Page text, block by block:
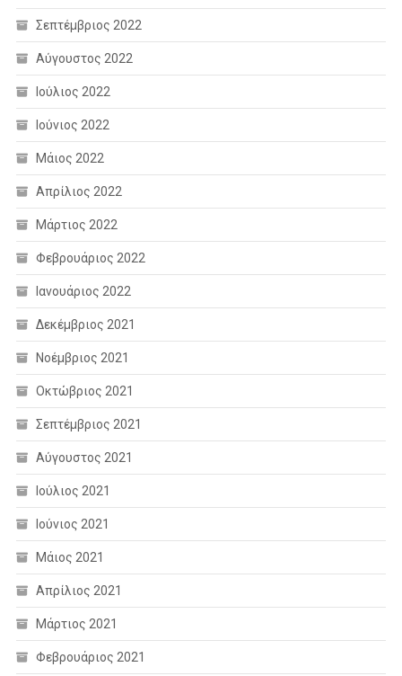
Σεπτέμβριος 2022
Αύγουστος 2022
Ιούλιος 2022
Ιούνιος 2022
Μάιος 2022
Απρίλιος 2022
Μάρτιος 2022
Φεβρουάριος 2022
Ιανουάριος 2022
Δεκέμβριος 2021
Νοέμβριος 2021
Οκτώβριος 2021
Σεπτέμβριος 2021
Αύγουστος 2021
Ιούλιος 2021
Ιούνιος 2021
Μάιος 2021
Απρίλιος 2021
Μάρτιος 2021
Φεβρουάριος 2021